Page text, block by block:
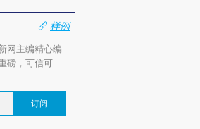
样例
网主编精心编
磅，可信可
订阅